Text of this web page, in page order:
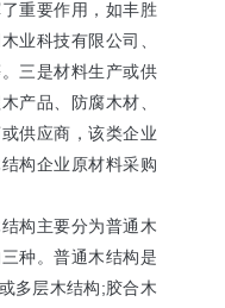
重要作用，如丰胜
业科技有限公司、
三是材料生产或供
产品、防腐木材、
供应商，该类企业
构企业原材料采购
构主要分为普通木
种。普通木结构是
多层木结构;胶合木